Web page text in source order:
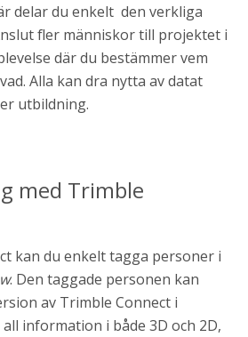
delar du enkelt den verkliga
fler människor till projektet i
där du bestämmer vem
Alla kan dra nytta av datat
utbildning.
med Trimble
kan du enkelt tagga personer i
. Den taggade personen kan
av Trimble Connect i
information i både 3D och 2D,